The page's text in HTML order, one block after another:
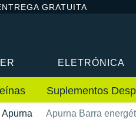
GRATUITA
ELETRÓNICA
Suplementos
Apurna Apurna Barra